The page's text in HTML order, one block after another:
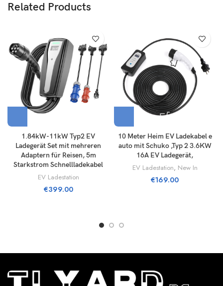
Related Products
1.84kW-11kW Typ2 EV
Ladegerät Set mit mehreren
Adaptern für Reisen, 5m
Starkstrom Schnellladekabel
EV Ladestation
€399.00
10 Meter Heim EV Ladekabel e
auto mit Schuko ,Typ 2 3.6KW
16A EV Ladegerät,
EV Ladestation, New In
€169.00